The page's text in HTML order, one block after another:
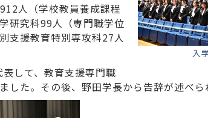
入
人（学校教員養成課程
研究科99人（専門職学位
支援教育特別専攻科27人
して、教育支援専門職
た。その後、野田学長から告辞が述べら